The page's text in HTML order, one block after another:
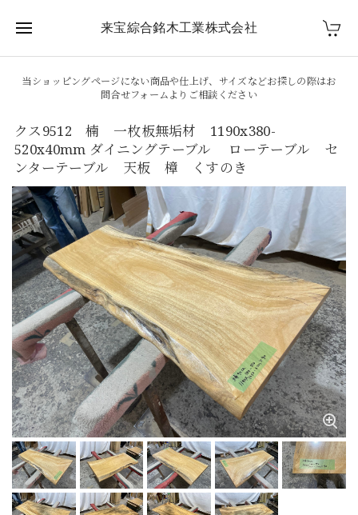
来宝綜合銘木工業株式会社
当ショッピングページにない商品や仕上げ、サイズなどお探しの際はお
問合せフォームよりご相談ください
クス9512 楠 一枚板無垢材 1190x380-
520x40mm ダイニングテーブル ローテーブル セ
ンターテーブル 天板 樟 くすのき